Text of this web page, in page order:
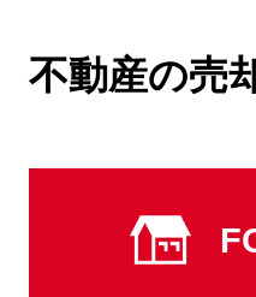
不動産の売